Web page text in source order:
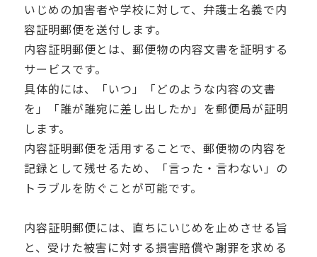
いじめの加害者や学校に対して、弁護士名義で内
容証明郵便を送付します。
内容証明郵便とは、郵便物の内容文書を証明する
サービスです。
具体的には、「いつ」「どのような内容の文書
を」「誰が誰宛に差し出したか」を郵便局が証明
します。
内容証明郵便を活用することで、郵便物の内容を
記録として残せるため、「言った・言わない」の
トラブルを防ぐことが可能です。
内容証明郵便には、直ちにいじめを止めさせる旨
と、受けた被害に対する損害賠償や謝罪を求める